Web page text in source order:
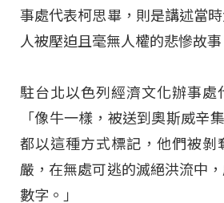
事處代表柯思畢，則是講述當
人被壓迫且毫無人權的悲慘故事
駐台北以色列經濟文化辦事處
「像牛一樣，被送到奧斯威辛
都以這種方式標記，他們被剝
嚴，在無處可逃的滅絕洪流中
數字。」